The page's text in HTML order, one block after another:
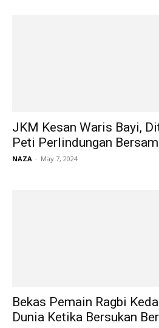
JKM Kesan Waris Bayi,
Peti Perlindungan
NAZA - May 7, 2024
Bekas Pemain Ragbi
Dunia Ketika Bersukan